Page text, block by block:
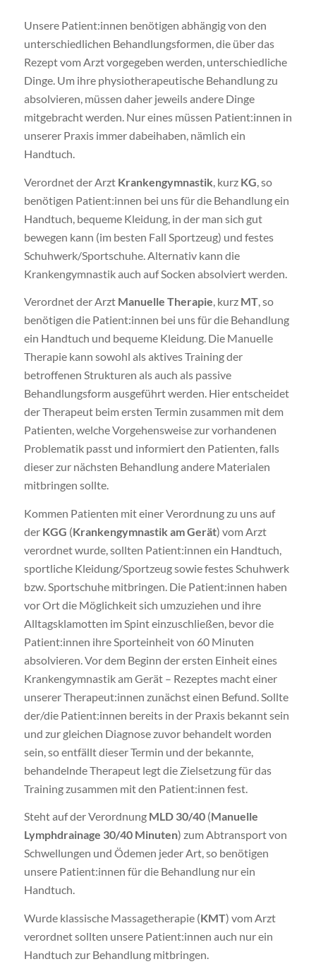
Unsere Patient:innen benötigen abhängig von den
unterschiedlichen Behandlungsformen, die über das
Rezept vom Arzt vorgegeben werden, unterschiedliche
Dinge. Um ihre physiotherapeutische Behandlung zu
absolvieren, müssen daher jeweils andere Dinge
mitgebracht werden. Nur eines müssen Patient:innen in
unserer Praxis immer dabeihaben, nämlich ein
Handtuch.
Verordnet der Arzt Krankengymnastik , kurz KG , so
benötigen Patient:innen bei uns für die Behandlung ein
Handtuch, bequeme Kleidung, in der man sich gut
bewegen kann (im besten Fall Sportzeug) und festes
Schuhwerk/Sportschuhe. Alternativ kann die
Krankengymnastik auch auf Socken absolviert werden.
Verordnet der Arzt Manuelle Therapie, kurz MT, so
benötigen die Patient:innen bei uns für die Behandlung
ein Handtuch und bequeme Kleidung. Die Manuelle
Therapie kann sowohl als aktives Training der
betroffenen Strukturen als auch als passive
Behandlungsform ausgeführt werden. Hier entscheidet
der Therapeut beim ersten Termin zusammen mit dem
Patienten, welche Vorgehensweise zur vorhandenen
Problematik passt und informiert den Patienten, falls
dieser zur nächsten Behandlung andere Materialen
mitbringen sollte.
Kommen Patienten mit einer Verordnung zu uns auf
der KGG (Krankengymnastik am Gerät) vom Arzt
verordnet wurde, sollten Patient:innen ein Handtuch,
sportliche Kleidung/Sportzeug sowie festes Schuhwerk
bzw. Sportschuhe mitbringen. Die Patient:innen haben
vor Ort die Möglichkeit sich umzuziehen und ihre
Alltagsklamotten im Spint einzuschließen, bevor die
Patient:innen ihre Sporteinheit von 60 Minuten
absolvieren. Vor dem Beginn der ersten Einheit eines
Krankengymnastik am Gerät – Rezeptes macht einer
unserer Therapeut:innen zunächst einen Befund. Sollte
der/die Patient:innen bereits in der Praxis bekannt sein
und zur gleichen Diagnose zuvor behandelt worden
sein, so entfällt dieser Termin und der bekannte,
behandelnde Therapeut legt die Zielsetzung für das
Training zusammen mit den Patient:innen fest.
Steht auf der Verordnung MLD 30/40(Manuelle
Lymphdrainage 30/40 Minuten) zum Abtransport von
Schwellungen und Ödemen jeder Art, so benötigen
unsere Patient:innen für die Behandlung nur ein
Handtuch.
Wurde klassische Massagetherapie (KMT) vom Arzt
verordnet sollten unsere Patient:innen auch nur ein
Handtuch zur Behandlung mitbringen.